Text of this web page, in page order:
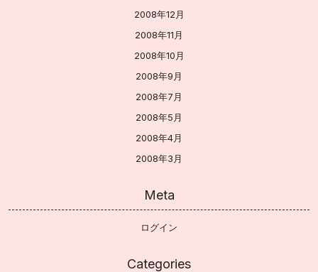
2008年12月
2008年11月
2008年10月
2008年9月
2008年7月
2008年5月
2008年4月
2008年3月
Meta
ログイン
Categories